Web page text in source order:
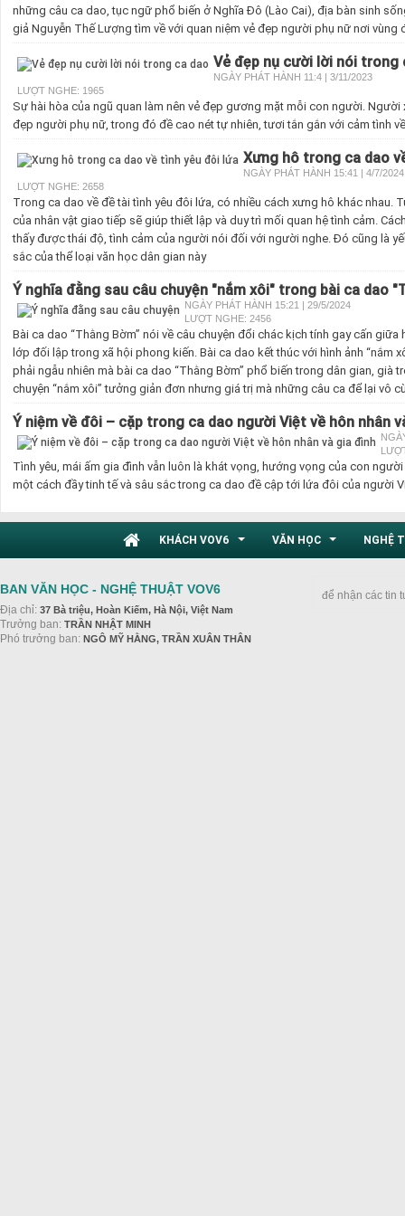
những câu ca dao, tục ngữ phổ biến ở Nghĩa Đô (Lào Cai), địa bàn sinh
giả Nguyễn Thế Lượng tìm về với quan niệm vẻ đẹp người phụ nữ nơi vùng
Vẻ đẹp nụ cười lời nói trong
NGÀY PHÁT HÀNH 11:4 | 3/11/2023
LƯỢT NGHE: 1965
Sự hài hòa của ngũ quan làm nên vẻ đẹp gương mặt mỗi con người. Người
đẹp người phụ nữ, trong đó đề cao nét tự nhiên, tươi tắn gắn với cảm tình
Xưng hô trong ca dao
NGÀY PHÁT HÀNH 15:41 | 4/7/2024
LƯỢT NGHE: 2658
Trong ca dao về đề tài tình yêu đôi lứa, có nhiều cách xưng hô khác nhau.
của nhân vật giao tiếp sẽ giúp thiết lập và duy trì mối quan hệ tình cảm.
thấy được thái độ, tình cảm của người nói đối với người nghe. Đó cũng là
sắc của thể loại văn học dân gian này
Ý nghĩa đằng sau câu chuyện "nắm xôi" trong bài ca dao
NGÀY PHÁT HÀNH 15:21 | 29/5/2024
LƯỢT NGHE: 2456
Bài ca dao “Thằng Bờm” nói về câu chuyện đổi chác kịch tính gay cấn
lớp đối lập trong xã hội phong kiến. Bài ca dao kết thúc với hình ảnh “nắm
phải ngẫu nhiên mà bài ca dao “Thằng Bờm” phổ biến trong dân gian, già
chuyện “nắm xôi” tưởng giản đơn nhưng giá trị mà những câu ca để lại vô
Ý niệm về đôi – cặp trong ca dao người Việt về hôn nhân
Tình yêu, mái ấm gia đình vẫn luôn là khát vọng, hướng vọng của con
một cách đầy tinh tế và sâu sắc trong ca dao đề cập tới lứa đôi của người
KHÁCH VOV6 VĂN HỌC NGHỆ
BAN VĂN HỌC - NGHỆ THUẬT VOV6
Địa chỉ: 37 Bà triệu, Hoàn Kiếm, Hà Nội, Việt Nam
Trưởng ban: TRẦN NHẬT MINH
Phó trưởng ban: NGÔ MỸ HẰNG, TRẦN XUÂN THÂN
để nhận các tin